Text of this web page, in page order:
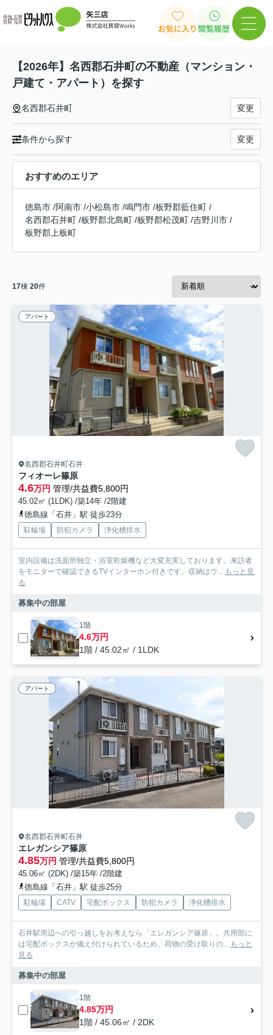
お気に入り 閲覧履歴
【2026年】名西郡石井町の不動産（マンション・
戸建て・アパート）を探す
名西郡石井町 変更
条件から探す 変更
おすすめのエリア
徳島市 /阿南市 /小松島市 /鳴門市 /板野郡藍住町 /
名西郡石井町 /板野郡北島町 /板野郡松茂町 /吉野川市 /
板野郡上板町
17棟 20件
アパート
名西郡石井町石井
フィオーレ篠原
4.6万円 管理/共益費5,800円
45.02㎡ (1LDK) /築14年 /2階建
徳島線「石井」駅 徒歩23分
駐輪場 防犯カメラ 浄化槽排水
室内設備は洗面所独立・浴室乾燥機など大変充実しております。来訪者
をモニターで確認できるTVインターホン付きです。収納はウ... もっと見
る
募集中の部屋
1階
4.6万円
1階 / 45.02㎡ / 1LDK
アパート
名西郡石井町石井
エレガンシア篠原
4.85万円 管理/共益費5,800円
45.06㎡ (2DK) /築15年 /2階建
徳島線「石井」駅 徒歩25分
駐輪場 CATV 宅配ボックス 防犯カメラ 浄化槽排水
石井駅周辺への引っ越しをお考えなら「エレガンシア篠原」。共用部に
は宅配ボックスが備え付けられているため、荷物の受け取りの...
もっと
見る
募集中の部屋
1階
4.85万円
1階 / 45.06㎡ / 2DK